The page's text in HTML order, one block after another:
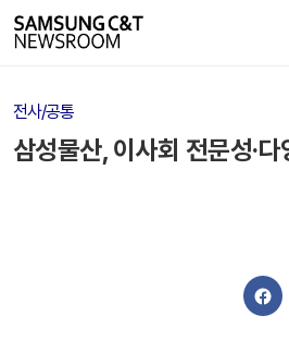
전사/공통
삼성물산, 이사회 전문성·